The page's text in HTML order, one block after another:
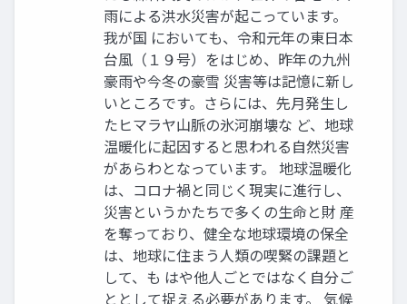
雨による洪水災害が起こっています。
我が国 においても、令和元年の東日本
台風（１９号）をはじめ、昨年の九州
豪雨や今冬の豪雪 災害等は記憶に新し
いところです。さらには、先月発生し
たヒマラヤ山脈の氷河崩壊な ど、地球
温暖化に起因すると思われる自然災害
があらわとなっています。 地球温暖化
は、コロナ禍と同じく現実に進行し、
災害というかたちで多くの生命と財 産
を奪っており、健全な地球環境の保全
は、地球に住まう人類の喫緊の課題と
して、も はや他人ごとではなく自分ご
ととして捉える必要があります。 気候